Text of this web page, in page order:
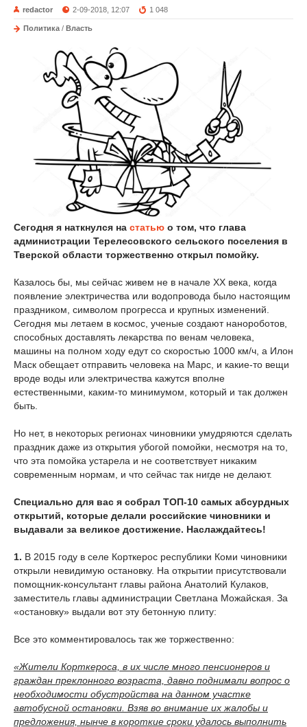
redactor 2-09-2018, 12:07 1 048
Политика / Власть
Сегодня я наткнулся на статью о том, что глава
администрации Терелесовского сельского поселения в
Тверской области торжественно открыл помойку.
Казалось бы, мы сейчас живем не в начале XX века, когда
появление электричества или водопровода было настоящим
праздником, символом прогресса и крупных изменений.
Сегодня мы летаем в космос, ученые создают нанороботов,
способных доставлять лекарства по венам человека,
машины на полном ходу едут со скоростью 1000 км/ч, а Илон
Маск обещает отправить человека на Марс, и какие-то вещи
вроде воды или электричества кажутся вполне
естественными, каким-то минимумом, который и так должен
быть.
Но нет, в некоторых регионах чиновники умудряются сделать
праздник даже из открытия убогой помойки, несмотря на то,
что эта помойка устарела и не соответствует никаким
современным нормам, и что сейчас так нигде не делают.
Специально для вас я собрал ТОП-10 самых абсурдных
открытий, которые делали российские чиновники и
выдавали за великое достижение. Наслаждайтесь!
1. В 2015 году в селе Корткерос республики Коми чиновники
открыли невидимую остановку. На открытии присутствовали
помощник-консультант главы района Анатолий Кулаков,
заместитель главы администрации Светлана Можайская. За
«остановку» выдали вот эту бетонную плиту:
Все это комментировалось так же торжественно:
«Жители Корткероса, в их числе много пенсионеров и
граждан преклонного возраста, давно поднимали вопрос о
необходимости обустройства на данном участке
автобусной остановки. Взяв во внимание их жалобы и
предложения, нынче в короткие сроки удалось выполнить